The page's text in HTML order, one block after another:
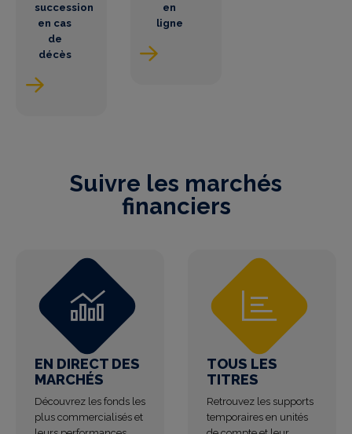
succession
en cas
de
décès
en
ligne
Suivre les marchés
financiers
EN DIRECT DES
MARCHÉS
Découvrez les fonds les
plus commercialisés et
TOUS LES
TITRES
Retrouvez les supports
temporaires en unités